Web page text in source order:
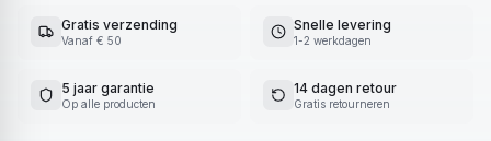
Gratis verzending
Vanaf € 50
Snelle levering
1-2 werkdagen
5 jaar garantie
Op alle producten
14 dagen retour
Gratis retourneren